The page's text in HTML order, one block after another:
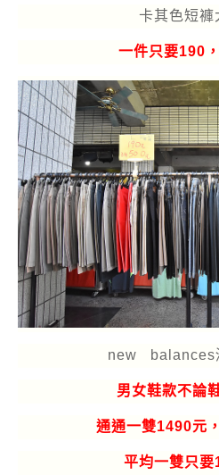
卡其色短褲
一件只要190
new balances
男女鞋款不論
通通一雙1490元
平均一雙只